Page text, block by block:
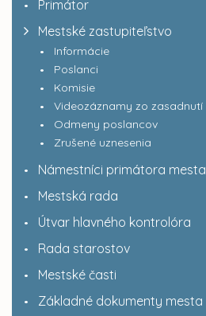
Primátor
Mestské zastupiteľstvo
Informácie
Poslanci
Komisie
Videozáznamy zo zasadnutí
Odmeny poslancov
Zrušené uznesenia
Námestníci primátora mesta
Mestská rada
Útvar hlavného kontrolóra
Rada starostov
Mestské časti
Základné dokumenty mesta